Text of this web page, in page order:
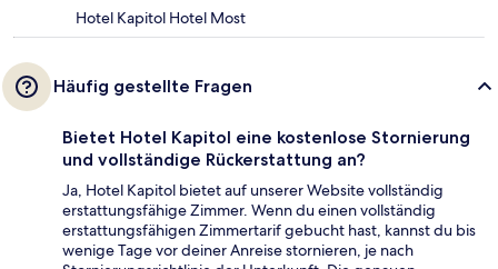
Hotel Kapitol Hotel Most
Häufig gestellte Fragen
Bietet Hotel Kapitol eine kostenlose Stornierung
und vollständige Rückerstattung an?
Ja, Hotel Kapitol bietet auf unserer Website vollständig
erstattungsfähige Zimmer. Wenn du einen vollständig
erstattungsfähigen Zimmertarif gebucht hast, kannst du bis
wenige Tage vor deiner Anreise stornieren, je nach